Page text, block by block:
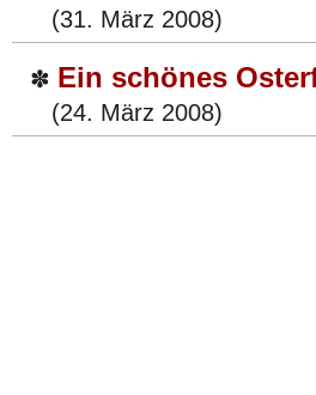
(31. März 2008)
✽ Ein schönes
(24. März 2008)